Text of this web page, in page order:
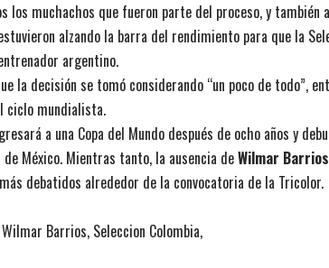
los muchachos que fueron parte del proceso, y también
alzando la barra del rendimiento para que la
argentino.
la decisión se tomó considerando “un poco de todo”,
ciclo mundialista.
a una Copa del Mundo después de ocho años y
México. Mientras tanto, la ausencia deWilmar
debatidos alrededor de la convocatoria de la Tricolor.
Barrios, Seleccion Colombia,